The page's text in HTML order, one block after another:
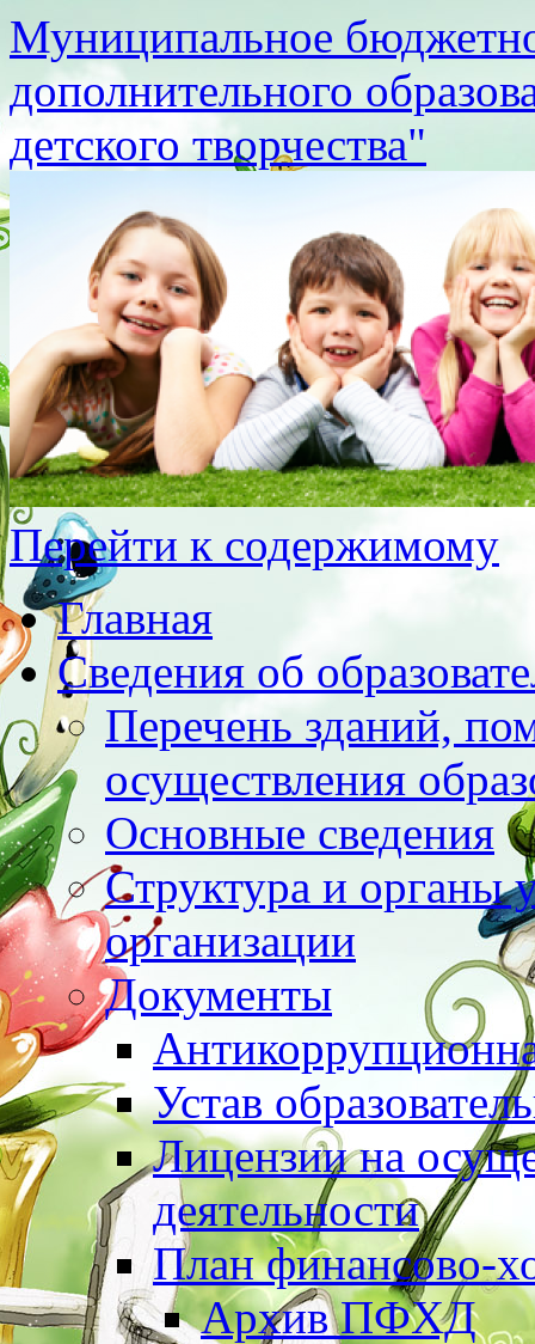
Муниципальное
дополнительного
детского творчества"
Перейти к содержимому
Главная
Сведения об
Перечень зданий,
осуществления
Основные сведения
Структура и органы
организации
Документы
Устав
Лицензии на
деятельности
План финансово-
Архив ПФХД